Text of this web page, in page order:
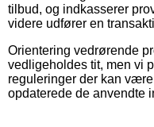
tilbud, og indkasserer
videre udfører en
Orientering vedrørende
vedligeholdes tit, men vi
reguleringer der kan
opdaterede de anvendte